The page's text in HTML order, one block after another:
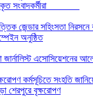
সংবাদকর্মীরা
জেন্ডার সহিংসতা নিরসনে
অনুষ্ঠিত
এসোসিয়েশনের
কর্মসূচিতে সংহতি
শেরপুরে বৃক্ষরোপণ